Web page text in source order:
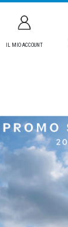
IL MIO ACCOUNT